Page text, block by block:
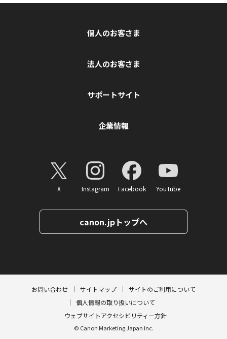
個人のお客さま
法人のお客さま
サポートサイト
企業情報
X Instagram Facebook YouTube
canon.jpトップへ
お問い合わせ サイトマップ
サイトのご利用について
個人情報の取り扱いについて
ウェブサイトアクセシビリティー方針
© Canon Marketing Japan Inc.